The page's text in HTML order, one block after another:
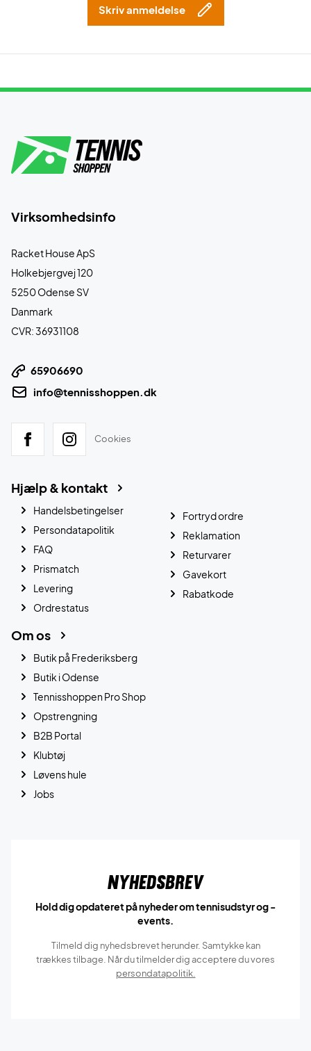
Skriv anmeldelse
Virksomhedsinfo
Racket House ApS
Holkebjergvej 120
5250 Odense SV
Danmark
CVR: 36931108
65906690
info@tennisshoppen.dk
Cookies
Hjælp & kontakt
Handelsbetingelser
Persondatapolitik
FAQ
Prismatch
Levering
Ordrestatus
Fortryd ordre
Reklamation
Returvarer
Gavekort
Rabatkode
Om os
Butik på Frederiksberg
Butik i Odense
Tennisshoppen Pro Shop
Opstrengning
B2B Portal
Klubtøj
Løvens hule
Jobs
Nyhedsbrev
Hold dig opdateret på nyheder om tennisudstyr og -
events.
Tilmeld dig nyhedsbrevet herunder. Samtykke kan
trækkes tilbage. Når du tilmelder dig acceptere du vores
persondatapolitik.